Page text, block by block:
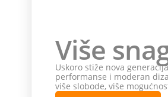
Više
Uskoro stiže nova
performanse i moderan
više slobode, više